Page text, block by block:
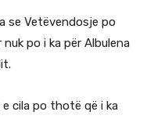
se Vetëvendosje po
po i ka për Albulena
cila po thotë që i ka